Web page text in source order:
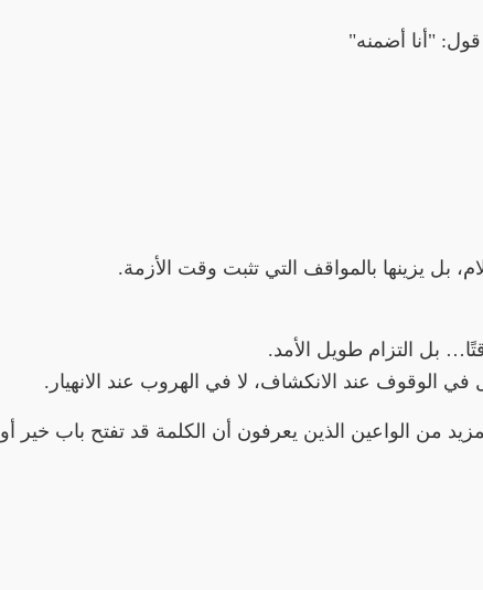
"أنا أضمنه"
بل يزينها بالمواقف التي تثبت وقت الأزمة.
بل التزام طويل الأمد.
الوقوف عند الانكشاف، لا في الهروب عند الانهيار.
من الواعين الذين يعرفون أن الكلمة قد تفتح باب خير أو